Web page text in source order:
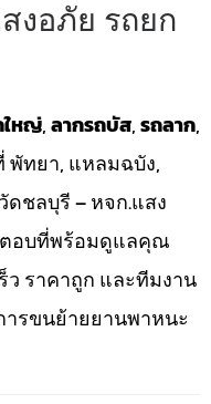
งอภัย รถยก
ใหญ่,ลากรถบัส,รถลาก,
พัทยา, แหลมฉบัง,
ดชลบุรี – หจก.แสง
ตอบที่พร้อมดูแลคุณ
ว ราคาถูก และทีมงาน
ารขนย้ายยานพาหนะ